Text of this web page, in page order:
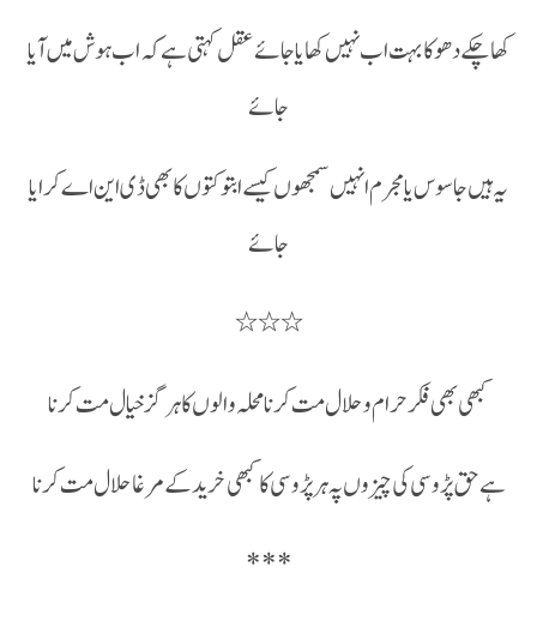
کھا چکے دھوکا بہت اب نہیں کھایا جائے عقل کہتی ہے کہ اب ہوش میں آیا
جائے
یہ ہیں جاسوس یا مجرم انہیں سمجھوں کیسے ابتو کتوں کا بھی ڈی این اے کرایا
جائے
٭٭٭
کبھی بھی فکر حرام وحلال مت کرنا محلہ والوں کا ہرگز خیال مت کرنا
ہے حق پڑوسی کی چیزوں پہ ہر پڑوسی کا کبھی خرید کے مرغا حلال مت کرنا
***